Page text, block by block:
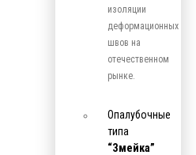
изоляции
деформационных
швов на
отечественном
рынке.
Опалубочные
типа
“Змейка”